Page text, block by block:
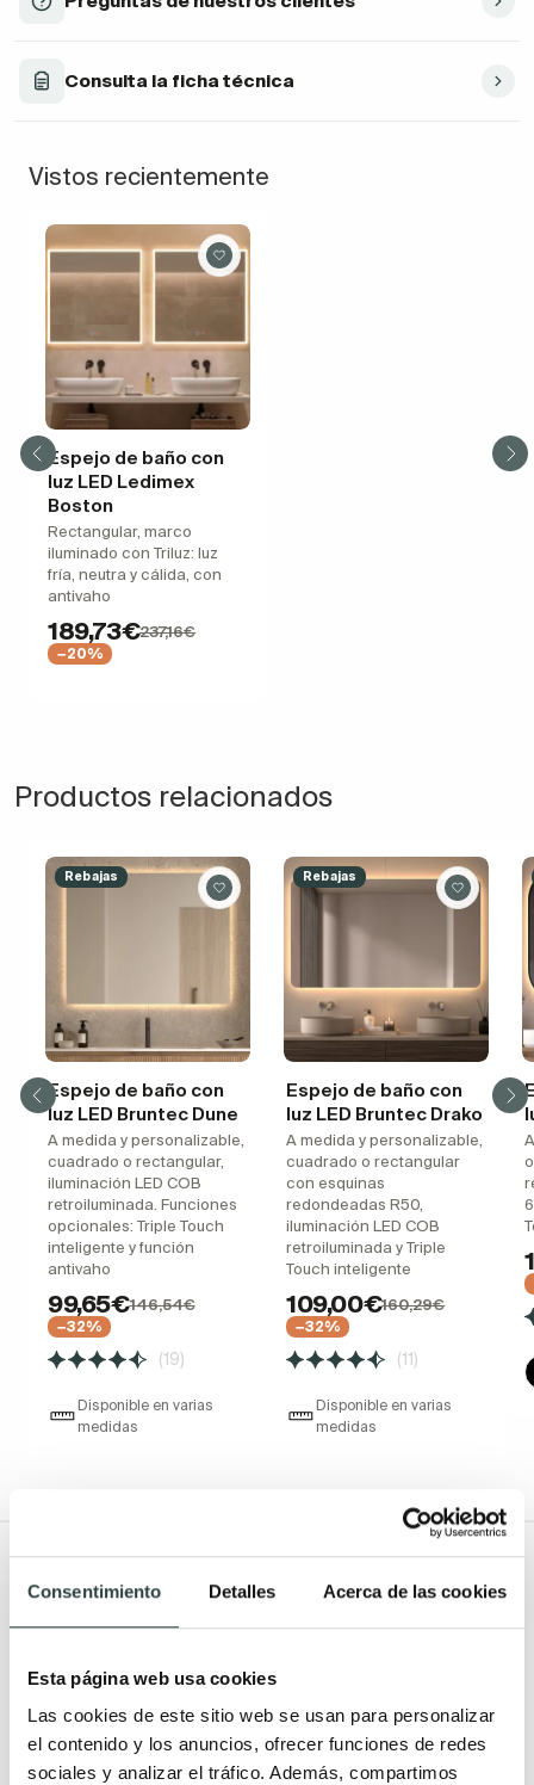
Consentimiento Detalles Acerca de las cookies
Esta página web usa cookies
Las cookies de este sitio web se usan para personalizar
el contenido y los anuncios, ofrecer funciones de redes
sociales y analizar el tráfico. Además, compartimos
Consulta la ficha técnica
Vistos recientemente
Espejo de baño con
luz LED Ledimex
Boston
Rectangular, marco
iluminado con Triluz: luz
fría, neutra y cálida, con
antivaho
189,73€237,16€
−20%
Productos relacionados
Rebajas
Espejo de baño con
luz LED Bruntec Dune
A medida y personalizable,
cuadrado o rectangular,
iluminación LED COB
retroiluminada. Funciones
opcionales: Triple Touch
inteligente y función
antivaho
99,65€146,54€
−32%
(19)
Disponible en varias
medidas
Rebajas
Espejo de baño con
luz LED Bruntec Drako
A medida y personalizable,
cuadrado o rectangular
con esquinas
redondeadas R50,
iluminación LED COB
retroiluminada y Triple
Touch inteligente
109,00€160,29€
−32%
(11)
Disponible en varias
medidas
Todo Muebles de baño
Muebles de baño
Muebles de baño rústicos y
Muebles de baño vintage y
Lavabos baratos
Lavabos pequeños